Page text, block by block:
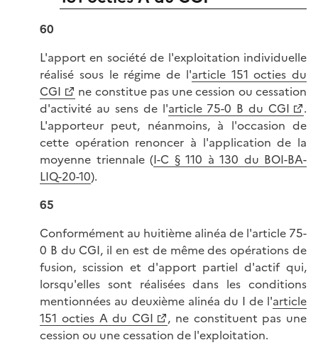
60
L'apport en société de l'exploitation individuelle
réalisé sous le régime de l'article 151 octies du
CGI
ne constitue pas une cession ou cessation
d'activité au sens de l'article 75-0 B du CGI
.
L'apporteur peut, néanmoins, à l'occasion de
cette opération renoncer à l'application de la
moyenne triennale (I-C § 110 à 130 du BOI-BA-
LIQ-20-10).
65
Conformément au huitième alinéa de l'article 75-
0 B du CGI, il en est de même des opérations de
fusion, scission et d'apport partiel d'actif qui,
lorsqu'elles sont réalisées dans les conditions
mentionnées au deuxième alinéa du I de l'article
151 octies A du CGI
, ne constituent pas une
cession ou une cessation de l'exploitation.